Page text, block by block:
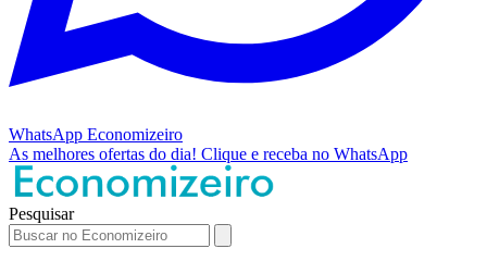
WhatsApp Economizeiro
As melhores ofertas do dia! Clique e receba no WhatsApp
Pesquisar